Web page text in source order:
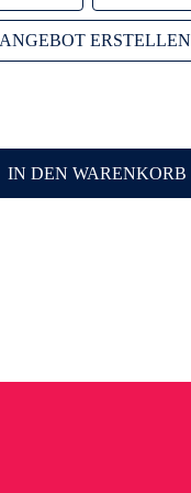
ANGEBOT ERSTELLEN
IN DEN WARENKORB